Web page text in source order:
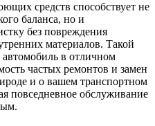
средств способствует не
баланса, но и
без повреждения
материалов. Такой
в отличном
частых ремонтов и замен
и о вашем транспортном
повседневное обслуживание